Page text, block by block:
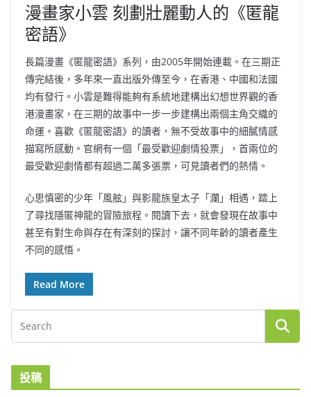
漫畫家小雲 刻劃壯麗動人的《匿龍
密語》
長篇漫畫《匿龍密語》系列，由2005年開始連載。在三期正
傳完結後，多年來一直出版外傳至今，在香港、中國和法國
均有發行。小雲是難得能夠有系統地建構出幻想世界觀的香
港漫畫家，在三期的故事中一步一步建構出兩個主角交織的
命運。喜歡《匿龍密語》的讀者，無不受故事中的細膩情感
描寫所感動。官網有一個「最受歡迎劇情投票」，首兩位的
最受歡迎劇情都有超過二萬多張票，可見讀者們的熱情。
心思慎密的少年「風舷」與影龍族皇太子「瀾」相遇，踏上
了尋找隱匿神龍的冒險旅程。閱讀下去，就會發現在故事中
甚至有對生命與存在有深刻的探討，讓不同年齡的讀者產生
不同的感悟。
Read More
投稿